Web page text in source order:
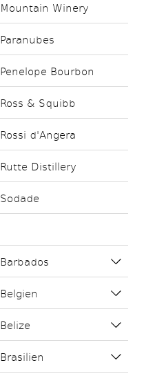
Mountain Winery
Paranubes
Penelope Bourbon
Ross & Squibb
Rossi d'Angera
Rutte Distillery
Sodade
Barbados
Belgien
Belize
Brasilien